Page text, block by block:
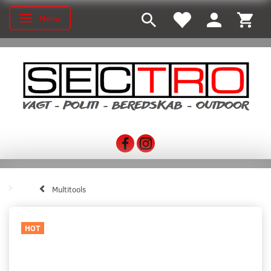
Toggle navigation
Menu
Multitools
HOT